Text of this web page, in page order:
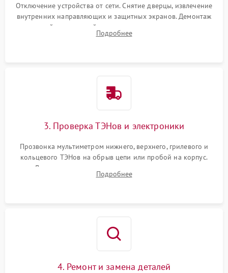
Отключение устройства от сети. Снятие дверцы, извлечение
внутренних направляющих и защитных экранов. Демонтаж
задней или верхней панели для прямого доступа к
нагревательным элементам, плате и вентиляторам.
Подробнее
3. Проверка ТЭНов и электроники
Прозвонка мультиметром нижнего, верхнего, грилевого и
кольцевого ТЭНов на обрыв цепи или пробой на корпус.
Диагностика термостата, датчиков температуры,
переключателя режимов и мотора конвекции.
Подробнее
4. Ремонт и замена деталей